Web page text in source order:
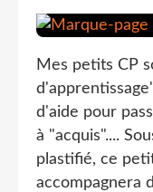
Mes petits CP
d'aide pour
à "acquis"....
plastifié, ce
accompagnera